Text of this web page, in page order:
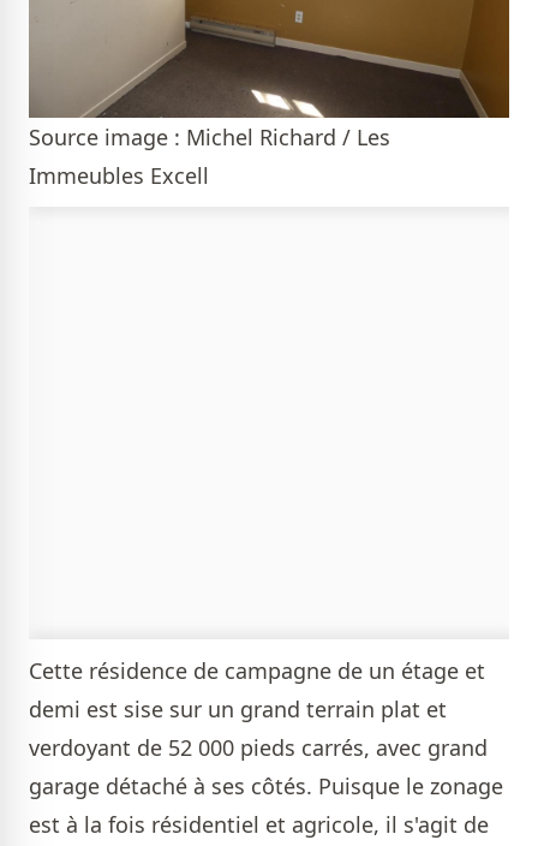
Source image : Michel Richard / Les
Immeubles Excell
Cette résidence de campagne de un étage et
demi est sise sur un grand terrain plat et
verdoyant de 52 000 pieds carrés, avec grand
garage détaché à ses côtés. Puisque le zonage
est à la fois résidentiel et agricole, il s'agit de